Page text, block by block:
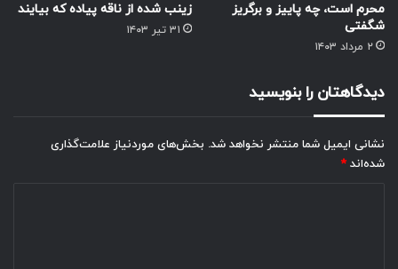
محرم است، چه پاییز و برگریز
شگفتی
۲ مرداد ۱۴۰۳
زینب شده از ناقه پیاده که بیایند
۳۱ تیر ۱۴۰۳
دیدگاهتان را بنویسید
نشانی ایمیل شما منتشر نخواهد شد. بخش‌های موردنیاز علامت‌گذاری
شده‌اند *